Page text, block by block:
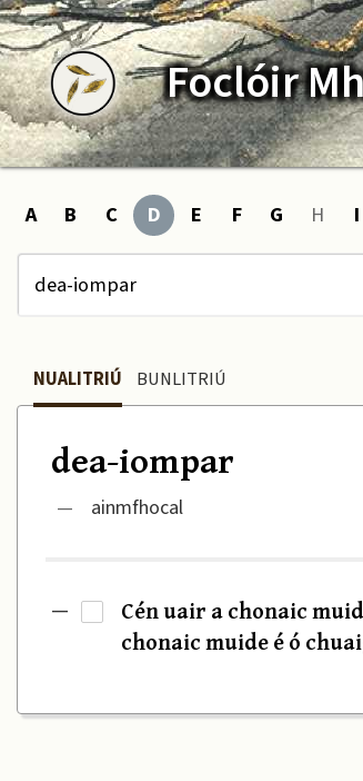
Foclóir
A B C D E F G H I
NUALITRIÚ BUNLITRIÚ
dea-iompar
— ainmfhocal
—
Cén uair a chonaic
chonaic muide é ó